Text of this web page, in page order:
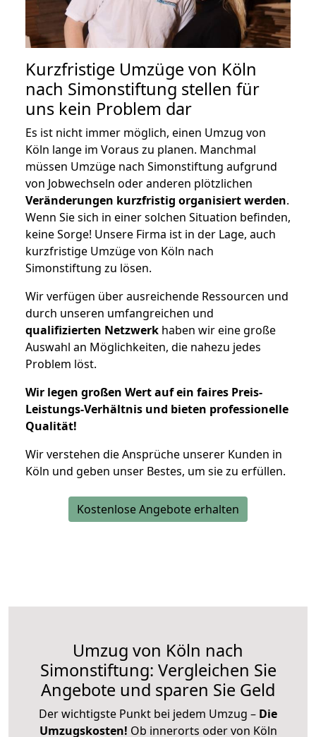
Kurzfristige Umzüge von Köln
nach Simonstiftung stellen für
uns kein Problem dar
Es ist nicht immer möglich, einen Umzug von
Köln lange im Voraus zu planen. Manchmal
müssen Umzüge nach Simonstiftung aufgrund
von Jobwechseln oder anderen plötzlichen
Veränderungen kurzfristig organisiert werden.
Wenn Sie sich in einer solchen Situation befinden,
keine Sorge! Unsere Firma ist in der Lage, auch
kurzfristige Umzüge von Köln nach
Simonstiftung zu lösen.
Wir verfügen über ausreichende Ressourcen und
durch unseren umfangreichen und
qualifizierten Netzwerk haben wir eine große
Auswahl an Möglichkeiten, die nahezu jedes
Problem löst.
Wir legen großen Wert auf ein faires Preis-
Leistungs-Verhältnis und bieten professionelle
Qualität!
Wir verstehen die Ansprüche unserer Kunden in
Köln und geben unser Bestes, um sie zu erfüllen.
Kostenlose Angebote erhalten
Umzug von Köln nach
Simonstiftung: Vergleichen Sie
Angebote und sparen Sie Geld
Der wichtigste Punkt bei jedem Umzug – Die
Umzugskosten! Ob innerorts oder von Köln